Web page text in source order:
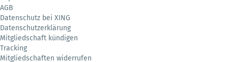
AGB
Datenschutz bei XING
Datenschutzerklärung
Mitgliedschaft kündigen
Tracking
Mitgliedschaften widerrufen